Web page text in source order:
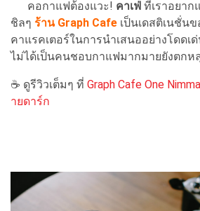
คอกาแฟต้องแวะ! คาเฟ่ ที่เราอยา
ชิลๆ ร้าน Graph Cafe เป็นเดสติเนชั่น
คาแรคเตอร์ในการนำเสนออย่างโดดเ
ไม่ได้เป็นคนชอบกาแฟมากมายยังตก
☕️ ดูรีวิวเต็มๆ ที่ Graph Cafe One
ายดาร์ก